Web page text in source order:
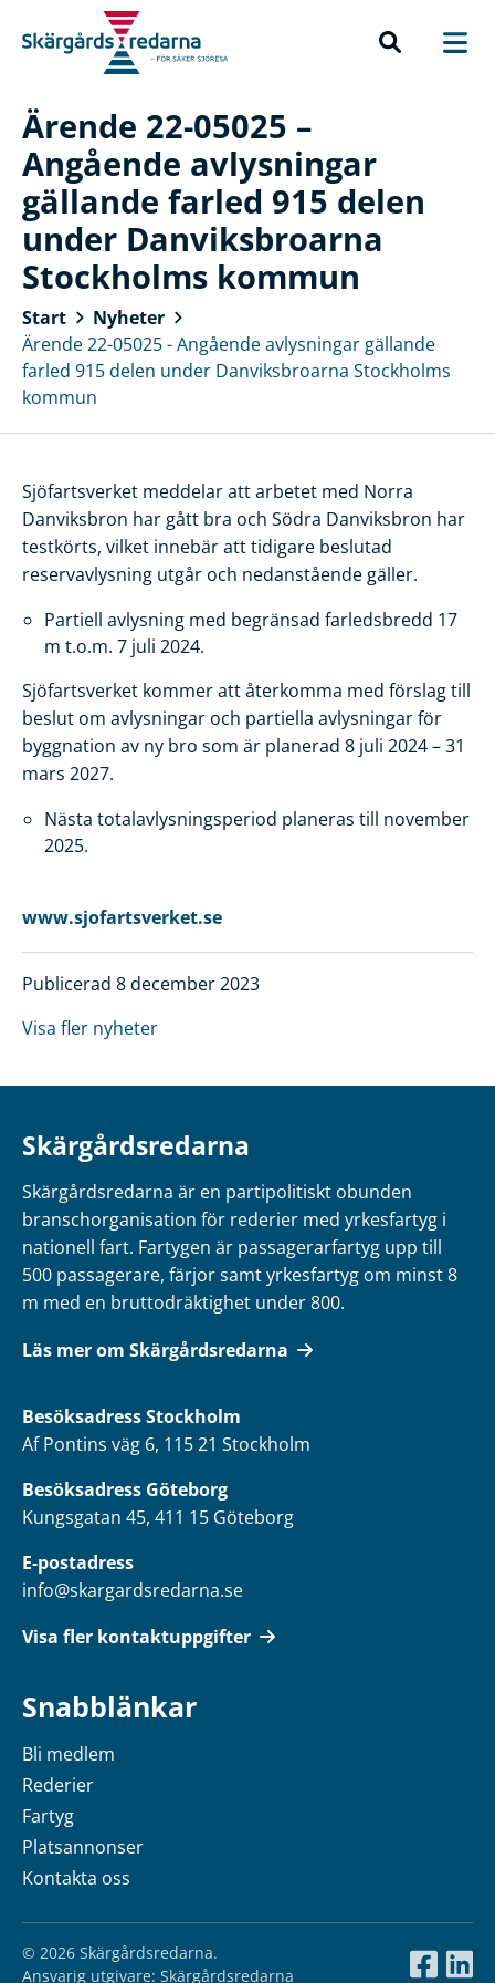
Ärende 22-05025 –
Angående avlysningar
gällande farled 915 delen
under Danviksbroarna
Stockholms kommun
Start
Nyheter
Ärende 22-05025 - Angående avlysningar gällande
farled 915 delen under Danviksbroarna Stockholms
kommun
Sjöfartsverket meddelar att arbetet med Norra
Danviksbron har gått bra och Södra Danviksbron har
testkörts, vilket innebär att tidigare beslutad
reservavlysning utgår och nedanstående gäller.
Partiell avlysning med begränsad farledsbredd 17
m t.o.m. 7 juli 2024.
Sjöfartsverket kommer att återkomma med förslag till
beslut om avlysningar och partiella avlysningar för
byggnation av ny bro som är planerad 8 juli 2024 – 31
mars 2027.
Nästa totalavlysningsperiod planeras till november
2025.
www.sjofartsverket.se
Publicerad 8 december 2023
Visa fler nyheter
Skärgårdsredarna
Skärgårdsredarna är en partipolitiskt obunden
branschorganisation för rederier med yrkesfartyg i
nationell fart. Fartygen är passagerarfartyg upp till
500 passagerare, färjor samt yrkesfartyg om minst 8
m med en bruttodräktighet under 800.
Läs mer om Skärgårdsredarna
BesöksadressStockholm
Af Pontins väg 6, 115 21 Stockholm
Besöksadress Göteborg
Kungsgatan 45, 411 15 Göteborg
E-postadress
info@skargardsredarna.se
Visa fler kontaktuppgifter
Snabblänkar
Bli medlem
Rederier
Fartyg
Platsannonser
Kontakta oss
© 2026 Skärgårdsredarna.
Ansvarig utgivare: Skärgårdsredarna